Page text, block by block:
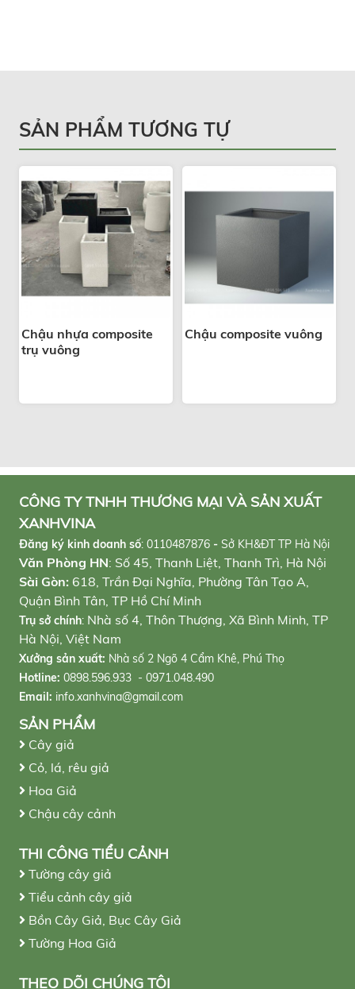
SẢN PHẨM TƯƠNG TỰ
Chậu nhựa composite
trụ vuông
Chậu composite vuông
CÔNG TY TNHH THƯƠNG MẠI VÀ SẢN XUẤT
XANHVINA
Đăng ký kinh doanh số: 0110487876 - Sở KH&ĐT TP Hà Nội
Văn Phòng HN: Số 45, Thanh Liệt, Thanh Trì, Hà Nội
Sài Gòn: 618, Trần Đại Nghĩa, Phường Tân Tạo A,
Quận Bình Tân, TP Hồ Chí Minh
Trụ sở chính: Nhà số 4, Thôn Thượng, Xã Bình Minh, TP
Hà Nội, Việt Nam
Xưởng sản xuất: Nhà số 2 Ngõ 4 Cẩm Khê, Phú Thọ
Hotline: 0898.596.933 - 0971.048.490
Email: info.xanhvina@gmail.com
SẢN PHẨM
Cây giả
Cỏ, lá, rêu giả
Hoa Giả
Chậu cây cảnh
THI CÔNG TIỂU CẢNH
Tường cây giả
Tiểu cảnh cây giả
Bồn Cây Giả, Bục Cây Giả
Tường Hoa Giả
THEO DÕI CHÚNG TÔI